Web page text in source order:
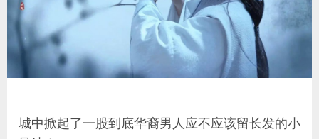
城中掀起了一股到底华裔男人应不应该留长发的小